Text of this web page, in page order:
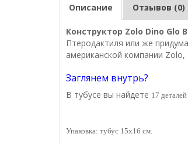
Описание Отзывов (0)
Конструктор Zolo Dino Glo
Птеродактиля или же
американской компании
Заглянем внутрь?
В тубусе вы найдете 17
Упаковка: тубус 15х16 см.